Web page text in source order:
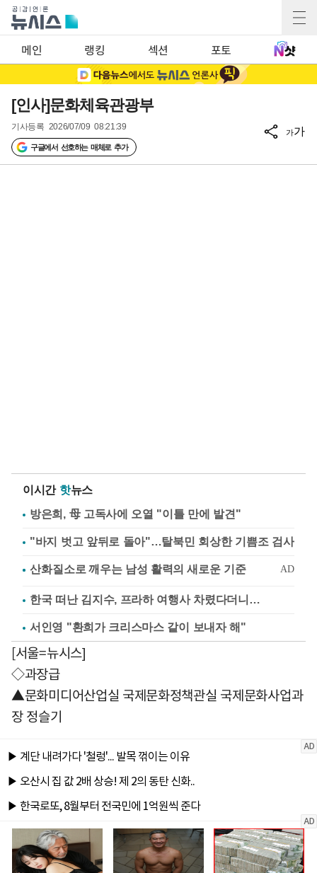
메인 랭킹 섹션 포토
[인사]문화체육관광부
기사등록 2026/07/09 08:21:39
구글에서 선호하는 매체로 추가
가가
이시간 핫뉴스
방은희, 母 고독사에 오열 "이틀 만에 발견"
"바지 벗고 앞뒤로 돌아"…탈북민 회상한 기쁨조 검사
한국 떠난 김지수, 프라하 여행사 차렸다더니…
서인영 "환희가 크리스마스 같이 보내자 해"
[서울=뉴시스]
◇과장급
▲문화미디어산업실 국제문화정책관실 국제문화사업과
장 정슬기